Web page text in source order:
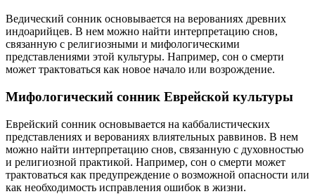
Ведический сонник основывается на верованиях древних
индоарийцев. В нем можно найти интерпретацию снов,
связанную с религиозными и мифологическими
представлениями этой культуры. Например, сон о смерти
может трактоваться как новое начало или возрождение.
Мифологический сонник Еврейской культуры
Еврейский сонник основывается на каббалистических
представлениях и верованиях влиятельных раввинов. В нем
можно найти интерпретацию снов, связанную с духовностью
и религиозной практикой. Например, сон о смерти может
трактоваться как предупреждение о возможной опасности или
как необходимость исправления ошибок в жизни.